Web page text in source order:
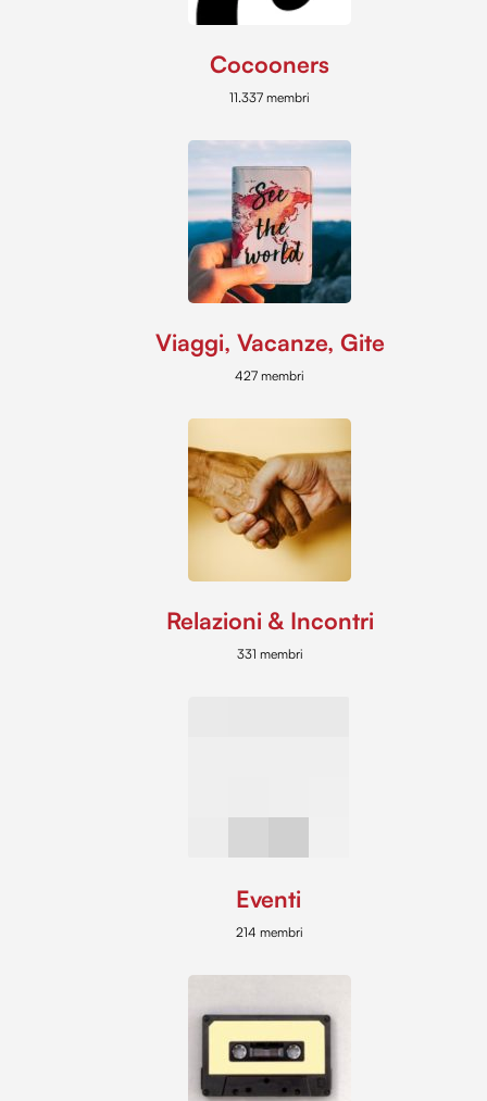
Cocooners
11.337 membri
Viaggi, Vacanze, Gite
427 membri
Relazioni & Incontri
331 membri
Eventi
214 membri